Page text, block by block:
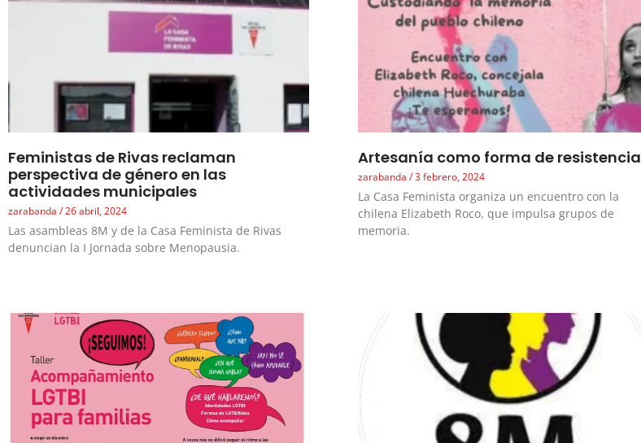
Feministas de Rivas reclaman
perspectiva de género en las
actividades municipales
zarabanda 26 abril, 2024
Las asambleas 8M y de la Casa Feminista de Rivas
denuncian la I Jornada sobre Menopausia.
Artesanía como forma de resistencia
zarabanda 3 febrero, 2024
La Casa Feminista organiza un encuentro con la
chilena Elizabeth Roco, que impulsa grupos de
memoria.